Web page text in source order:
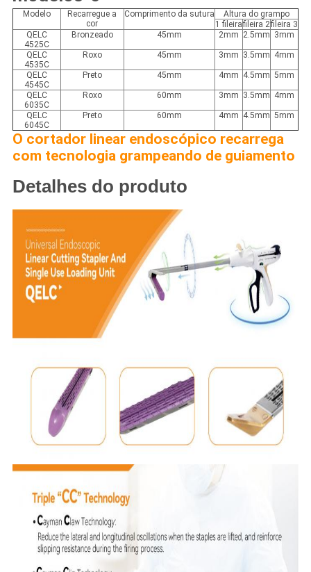
Modelo
Recarregue a
cor
Comprimento da sutura
Altura do grampo
1 fileirafileira 2fileira 3
QELC
4525C
Bronzeado 45mm 2mm 2.5mm 3mm
QELC
4535C
Roxo 45mm 3mm 3.5mm 4mm
QELC
4545C
Preto 45mm 4mm 4.5mm 5mm
QELC
6035C
Roxo 60mm 3mm 3.5mm 4mm
QELC
6045C
Preto 60mm 4mm 4.5mm 5mm
O cortador linear endoscópico recarrega
com tecnologia grampeando de guiamento
Detalhes do produto